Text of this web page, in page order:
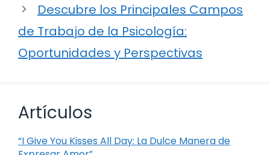
Descubre los Principales Campos
de Trabajo de la Psicología:
Oportunidades y Perspectivas
Artículos
“I Give You Kisses All Day: La Dulce Manera de